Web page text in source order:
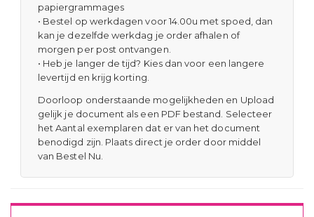
papiergrammages
• Bestel op werkdagen voor 14.00u met spoed, dan
kan je dezelfde werkdag je order afhalen of
morgen per post ontvangen.
• Heb je langer de tijd? Kies dan voor een langere
levertijd en krijg korting.
Doorloop onderstaande mogelijkheden en Upload
gelijk je document als een PDF bestand. Selecteer
het Aantal exemplaren dat er van het document
benodigd zijn. Plaats direct je order door middel
van Bestel Nu.